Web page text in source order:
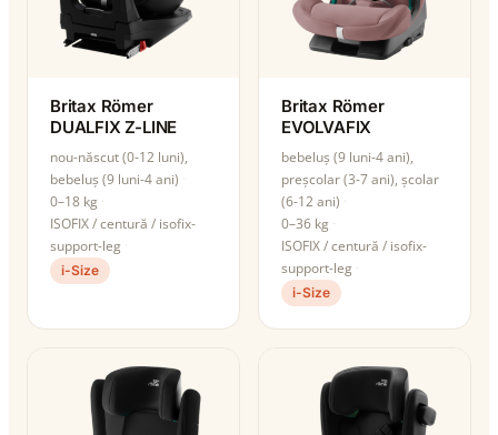
Britax Römer
DUALFIX Z-LINE
nou-născut (0-12 luni),
bebeluș (9 luni-4 ani)
0–18 kg
ISOFIX / centură / isofix-
support-leg
i-Size
Britax Römer
EVOLVAFIX
bebeluș (9 luni-4 ani),
preșcolar (3-7 ani), școlar
(6-12 ani)
0–36 kg
ISOFIX / centură / isofix-
support-leg
i-Size